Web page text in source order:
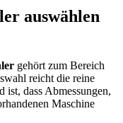
auswählen
gehört zum Bereich
reicht die reine
ist, dass Abmessungen,
Maschine